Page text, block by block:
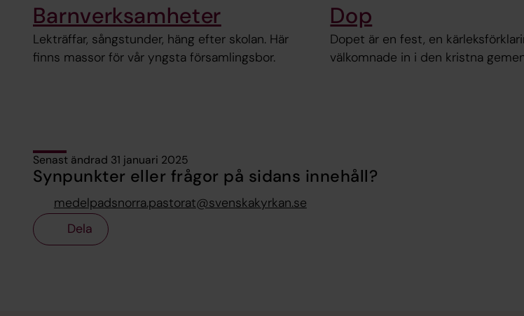
Barnverksamheter
Lekträffar, sångstunder, häng efter skolan. Här
finns massor för vår yngsta församlingsbor.
Dop
Dopet är en fest, en
välkomnade in i den kristna
Senast ändrad 31 januari 2025
Synpunkter eller frågor på sidans innehåll?
medelpadsnorra.pastorat@svenskakyrkan.se
Dela